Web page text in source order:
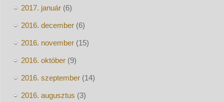
2017. január(6)
2016. december(6)
2016. november(15)
2016. október(9)
2016. szeptember(14)
2016. augusztus (3)